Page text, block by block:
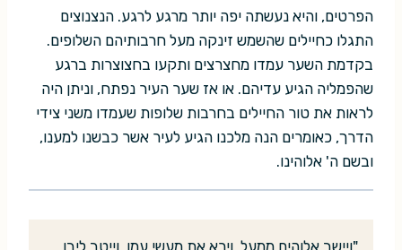
הפרטים, והיא נעשתה יפה יותר מרגע לרגע. הנצנוצים
התגלו כחיילים שהשמש זינקה מעל חרבותיהם השלופים.
בקדמת השער עמדו מחצרצים ותקעו בחצוצרות ברגע
שהפמליה הגיע עדיהם. או אז שער העיר נפתח, וניתן היה
לראות את טור החיילים בחרבות שלופות שעמדו משני צידי
הדרך, כאומרים הנה מלכנו הגיע לעיר אשר כבשנו למענו,
ובשם ה' אלוהינו.